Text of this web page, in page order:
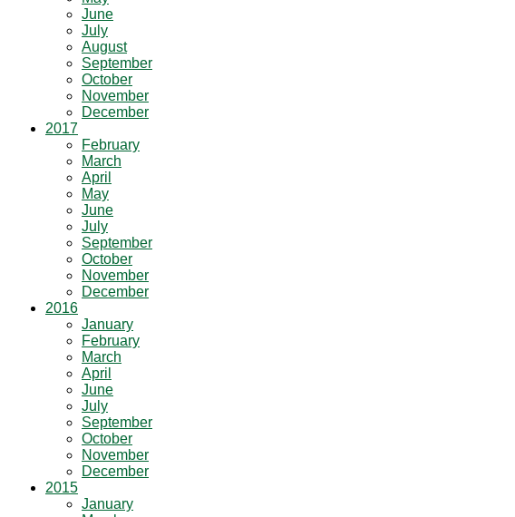
June
July
August
September
October
November
December
2017
February
March
April
May
June
July
September
October
November
December
2016
January
February
March
April
June
July
September
October
November
December
2015
January